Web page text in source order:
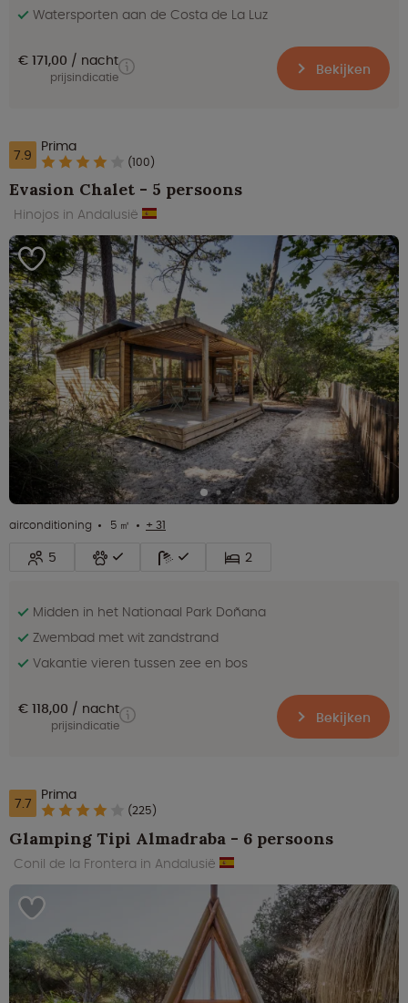
Watersporten aan de Costa de La Luz
€ 171,00 nacht
prijsindicatie Bekijken
7.9 Prima
(100)
Evasion Chalet - 5 persoons
Hinojos in Andalusië
airconditioning 5 ㎡ + 31
5 2
Midden in het Nationaal Park Doñana
Zwembad met wit zandstrand
Vakantie vieren tussen zee en bos
€ 118,00 nacht
prijsindicatie Bekijken
7.7 Prima
(225)
Glamping Tipi Almadraba - 6 persoons
Conil de la Frontera in Andalusië